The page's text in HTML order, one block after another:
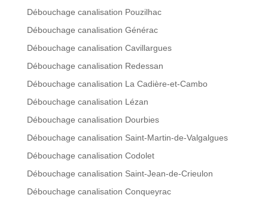
Débouchage canalisation Pouzilhac
Débouchage canalisation Générac
Débouchage canalisation Cavillargues
Débouchage canalisation Redessan
Débouchage canalisation La Cadière-et-Cambo
Débouchage canalisation Lézan
Débouchage canalisation Dourbies
Débouchage canalisation Saint-Martin-de-Valgalgues
Débouchage canalisation Codolet
Débouchage canalisation Saint-Jean-de-Crieulon
Débouchage canalisation Conqueyrac